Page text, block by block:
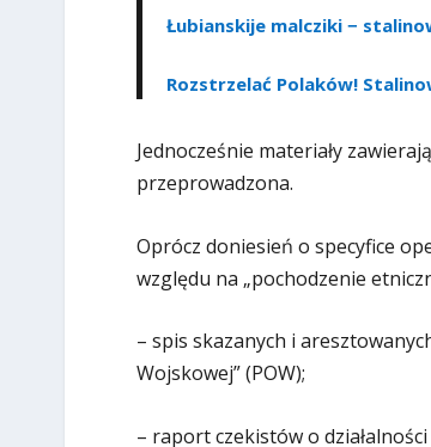
Łubianskije malcziki −
Rozstrzelać Polaków!
Jednocześnie materiały
przeprowadzona.
Oprócz doniesień o specyfice
względu na „pochodzenie
– spis skazanych i
Wojskowej” (POW);
– raport czekistów o